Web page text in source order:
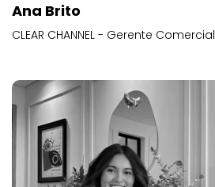
Ana Brito
CLEAR CHANNEL - Gerente Comercial